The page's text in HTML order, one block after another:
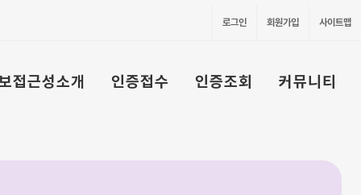
로그인 회원가입 사이트맵
접근성소개 인증접수 인증조회 커뮤니티